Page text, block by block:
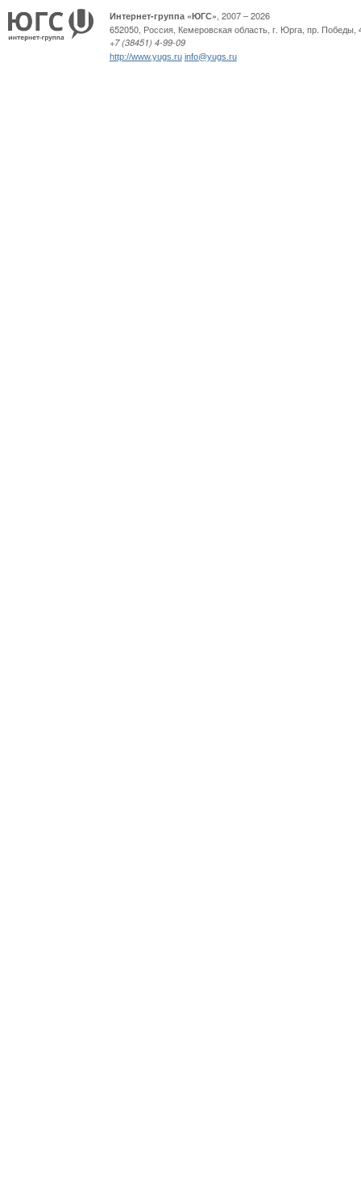
Интернет-группа «ЮГС» , 2007 – 2026
652050, Россия, Кемеровская область, г. Юрга, пр. Победы,
+7 (38451) 4-99-09
http://www.yugs.ru info@yugs.ru